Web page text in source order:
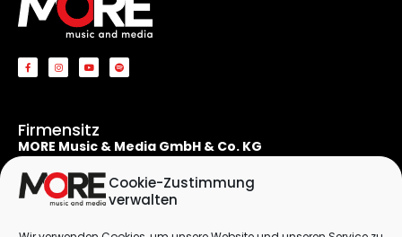
Cookie-Zustimmung
verwalten
Firmensitz
MORE Music & Media GmbH & Co. KG
50667 Köln
Deutschland
Rechtliches